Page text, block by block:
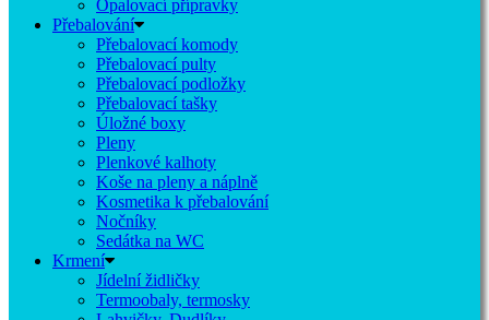
Opalovací přípravky
Přebalování
Přebalovací komody
Přebalovací pulty
Přebalovací podložky
Přebalovací tašky
Úložné boxy
Pleny
Plenkové kalhoty
Koše na pleny a náplně
Kosmetika k přebalování
Nočníky
Sedátka na WC
Krmení
Jídelní židličky
Termoobaly, termosky